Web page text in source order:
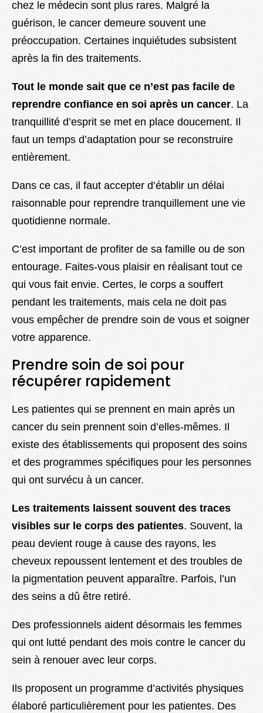
chez le médecin sont plus rares. Malgré la
guérison, le cancer demeure souvent une
préoccupation. Certaines inquiétudes subsistent
après la fin des traitements.
Tout le monde sait que ce n’est pas facile de
reprendre confiance en soi après un cancer. La
tranquillité d’esprit se met en place doucement. Il
faut un temps d’adaptation pour se reconstruire
entièrement.
Dans ce cas, il faut accepter d’établir un délai
raisonnable pour reprendre tranquillement une vie
quotidienne normale.
C’est important de profiter de sa famille ou de son
entourage. Faites-vous plaisir en réalisant tout ce
qui vous fait envie. Certes, le corps a souffert
pendant les traitements, mais cela ne doit pas
vous empêcher de prendre soin de vous et soigner
votre apparence.
Prendre soin de soi pour
récupérer rapidement
Les patientes qui se prennent en main après un
cancer du sein prennent soin d’elles-mêmes. Il
existe des établissements qui proposent des soins
et des programmes spécifiques pour les personnes
qui ont survécu à un cancer.
Les traitements laissent souvent des traces
visibles sur le corps des patientes. Souvent, la
peau devient rouge à cause des rayons, les
cheveux repoussent lentement et des troubles de
la pigmentation peuvent apparaître. Parfois, l’un
des seins a dû être retiré.
Des professionnels aident désormais les femmes
qui ont lutté pendant des mois contre le cancer du
sein à renouer avec leur corps.
Ils proposent un programme d’activités physiques
élaboré particulièrement pour les patientes. Des